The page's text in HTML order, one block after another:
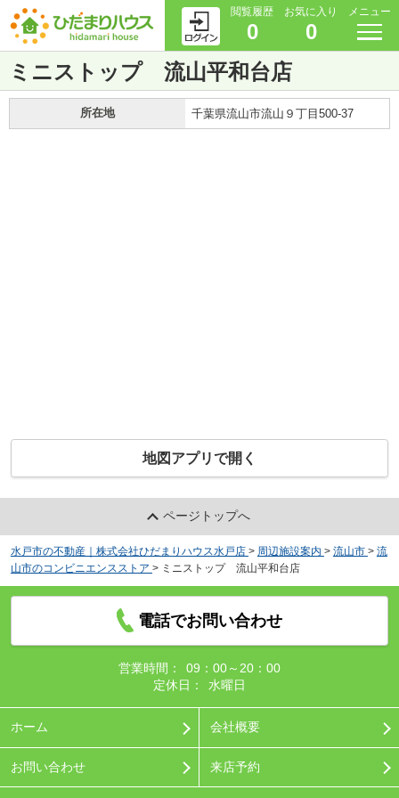
閲覧履歴
0
お気に入り
0
メニュー
ミニストップ 流山平和台店
所在地 千葉県流山市流山９丁目500-37
地図アプリで開く
ページトップへ
水戸市の不動産｜株式会社ひだまりハウス水戸店 > 周辺施設案内 > 流山市 > 流
山市のコンビニエンスストア > ミニストップ 流山平和台店
電話でお問い合わせ
営業時間：
09：00～20：00
定休日：
水曜日
ホーム 会社概要
お問い合わせ 来店予約